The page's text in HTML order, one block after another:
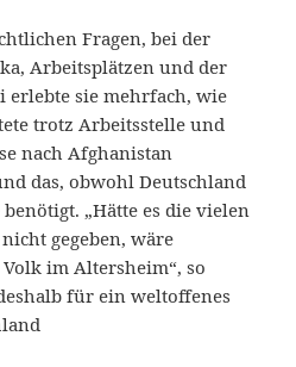
Fragen, bei der
Arbeitsplätzen und der
erlebte sie mehrfach, wie
trotz Arbeitsstelle und
nach Afghanistan
das, obwohl Deutschland
„Hätte es die vielen
gegeben, wäre
im Altersheim“, so
für ein weltoffenes